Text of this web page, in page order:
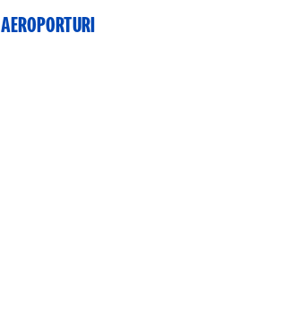
AEROPORTURI